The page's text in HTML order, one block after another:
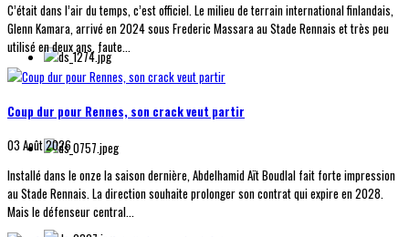
C’était dans l’air du temps, c’est officiel. Le milieu de terrain international finlandais,
Glenn Kamara, arrivé en 2024 sous Frederic Massara au Stade Rennais et très peu
utilisé en deux ans, faute...
Coup dur pour Rennes, son crack veut partir
03 Août 2026
Installé dans le onze la saison dernière, Abdelhamid Aït Boudlal fait forte impression
au Stade Rennais. La direction souhaite prolonger son contrat qui expire en 2028.
Mais le défenseur central...